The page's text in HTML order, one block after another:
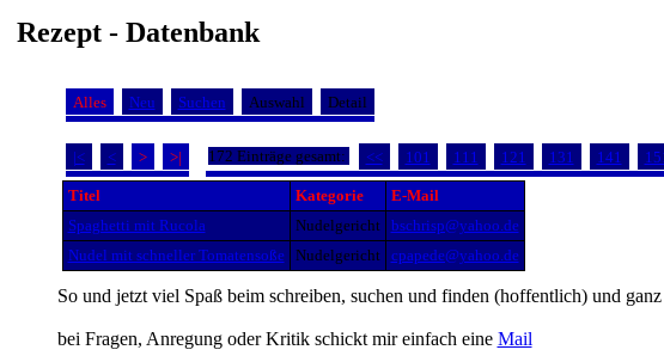
Rezept - Datenbank
Alles Neu Suchen Auswahl Detail
|< < > >| 172 Einträge gesamt: << 101 111 121 131 141
Titel Kategorie
E-Mail
Spaghetti mit Rucola
Nudelgericht
bschrisp@yahoo.de
Nudel mit schneller Tomatensoße
Nudelgericht cpapede@yahoo.de
So und jetzt viel Spaß beim schreiben, suchen und finden (hoffentlich) und
bei Fragen, Anregung oder Kritik schickt mir einfach eine Mail